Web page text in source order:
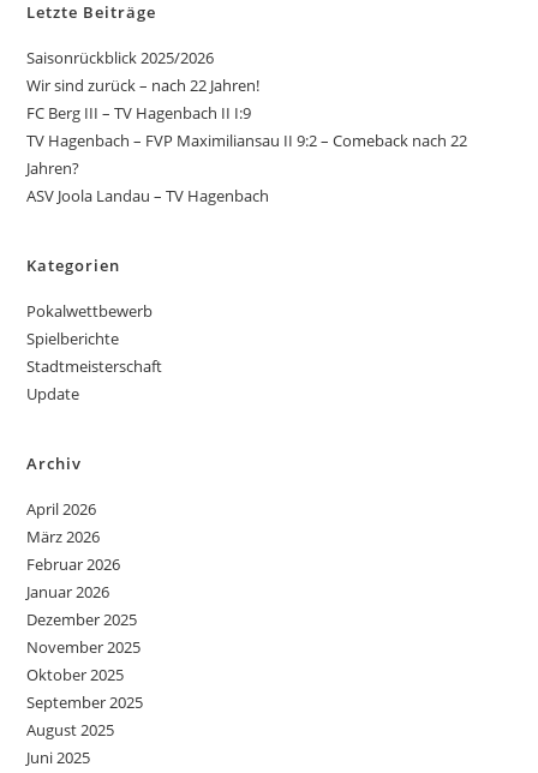
Letzte Beiträge
Saisonrückblick 2025/2026
Wir sind zurück – nach 22 Jahren!
FC Berg III – TV Hagenbach II I:9
TV Hagenbach – FVP Maximiliansau II 9:2 – Comeback nach 22
Jahren?
ASV Joola Landau – TV Hagenbach
Kategorien
Pokalwettbewerb
Spielberichte
Stadtmeisterschaft
Update
Archiv
April 2026
März 2026
Februar 2026
Januar 2026
Dezember 2025
November 2025
Oktober 2025
September 2025
August 2025
Juni 2025